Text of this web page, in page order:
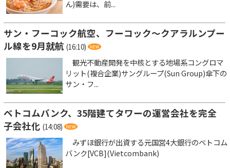
ん)需要は、前...
サン・フーコック航空、フーコック～クアラルンプー
ル線を9月就航 (16:10)
観光不動産開発を中核とする地場系コングロマ
リット(複合企業)サングループ(Sun Group)傘下の
サン・フ...
ベトコムバンク、35階建てタワーの運営会社を完全
子会社化 (14:08)
みずほ銀行が出資する元国営4大銀行のベトコム
バンク[VCB](Vietcombank)